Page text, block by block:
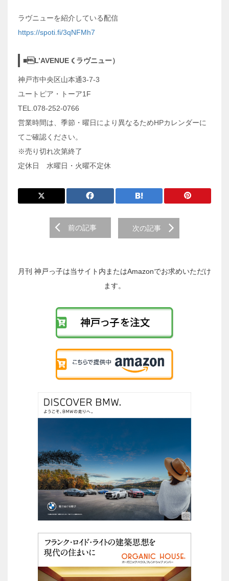
ラヴニューを紹介している配信
https://spoti.fi/3qNFMh7
■L’AVENUE（ラヴニュー）
神戸市中央区山本通3-7-3
ユートピア・トーア1F
TEL.078-252-0766
営業時間は、季節・曜日により異なるためHPカレンダーに
てご確認ください。
※売り切れ次第終了
定休日 水曜日・火曜不定休
稿
前の記事 次の記事
月刊 神戸っ子は当サイト内またはAmazonでお求めいただけ
ます。